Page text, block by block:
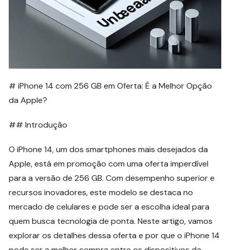
# iPhone 14 com 256 GB em Oferta: É a Melhor Opção
da Apple?
## Introdução
O iPhone 14, um dos smartphones mais desejados da
Apple, está em promoção com uma oferta imperdível
para a versão de 256 GB. Com desempenho superior e
recursos inovadores, este modelo se destaca no
mercado de celulares e pode ser a escolha ideal para
quem busca tecnologia de ponta. Neste artigo, vamos
explorar os detalhes dessa oferta e por que o iPhone 14